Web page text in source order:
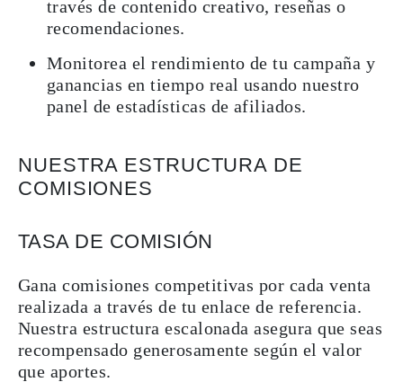
través de contenido creativo, reseñas o
recomendaciones.
Monitorea el rendimiento de tu campaña y
ganancias en tiempo real usando nuestro
panel de estadísticas de afiliados.
NUESTRA ESTRUCTURA DE
COMISIONES
TASA DE COMISIÓN
Gana comisiones competitivas por cada venta
realizada a través de tu enlace de referencia.
Nuestra estructura escalonada asegura que seas
recompensado generosamente según el valor
que aportes.